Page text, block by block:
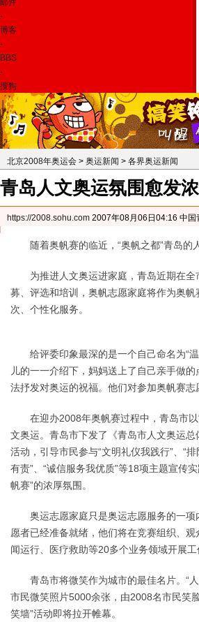
邮件
-
博客
-
BBS
-
搜狗
北京2008年奥运会 > 奥运新闻 > 各界奥运新闻
青岛人文奥运氛围愈发
https://2008.sohu.com 2007年08月06日04:16 中国
随着奥帆赛的临近，“奥帆之都”青岛的
为推进人文奥运进家庭，青岛近期在全
募、评选和培训，奥帆志愿家庭将作为奥
次、个性化服务。
给评委印象最深的是一个自己命名为“温
儿的一一介绍下，妈妈送上了自己亲手做
法抒发对奥运的祝福。他们对参加奥帆赛志
在迎办2008年奥帆赛过程中，青岛市以
文奥运。青岛市下发了《青岛市人文奥运总
活动，引导市民参与“文明礼仪我践行”、“
有责”、“诚信服务我优质”等18项主题宣传
帆赛”的浓厚氛围。
奥运志愿家庭只是奥运志愿服务的一项
愿者已经准备就绪，他们将在竞赛组织、
闻运行、医疗救助等20多个业务领域开展工
青岛市将微笑作为城市的最佳名片。“人
市民微笑照片5000余张，由2008名市民笑
笑墙”活动即将拉开帷幕。